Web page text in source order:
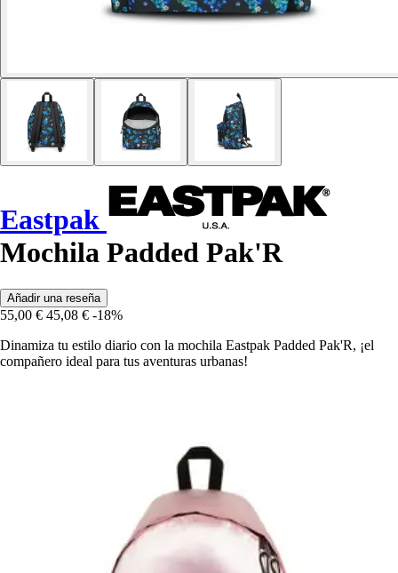
Eastpak
Mochila Padded Pak'R
Añadir una reseña
55,00 € 45,08 € -18%
Dinamiza tu estilo diario con la mochila Eastpak Padded Pak'R, ¡el
compañero ideal para tus aventuras urbanas!